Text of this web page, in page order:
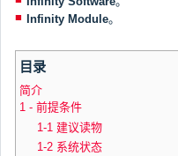
Infinity Module。
目录
简介
1 - 前提条件
1-1 建议读物
1-2 系统状态